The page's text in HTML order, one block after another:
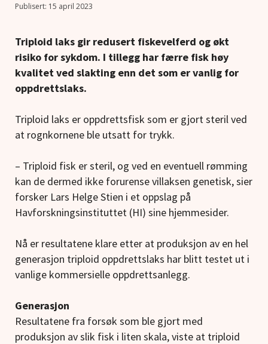
15 april 2023
Triploid laks gir redusert fiskevelferd og økt
risiko for sykdom. I tillegg har færre fisk høy
kvalitet ved slakting enn det som er vanlig for
oppdrettslaks.
Triploid laks er oppdrettsfisk som er gjort steril ved
at rognkornene ble utsatt for trykk.
– Triploid fisk er steril, og ved en eventuell rømming
kan de dermed ikke forurense villaksen genetisk, sier
forsker Lars Helge Stien i et oppslag på
Havforskningsinstituttet (HI) sine hjemmesider.
Nå er resultatene klare etter at produksjon av en hel
generasjon triploid oppdrettslaks har blitt testet ut i
vanlige kommersielle oppdrettsanlegg.
Generasjon
Resultatene fra forsøk som ble gjort med
produksjon av slik fisk i liten skala, viste at triploid